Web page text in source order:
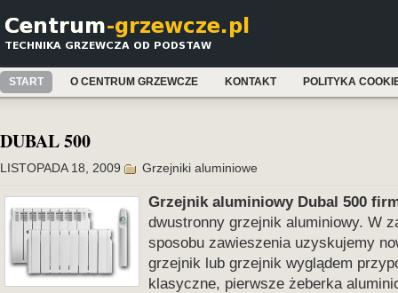
START O CENTRUM GRZEWCZE KONTAKT POLITYKA
DUBAL 500
LISTOPADA 18, 2009 Grzejniki aluminiowe
Grzejnik aluminiowy Dubal 500
dwustronny grzejnik aluminiowy. W
sposobu zawieszenia uzyskujemy
grzejnik lub grzejnik wyglądem
klasyczne, pierwsze żeberka